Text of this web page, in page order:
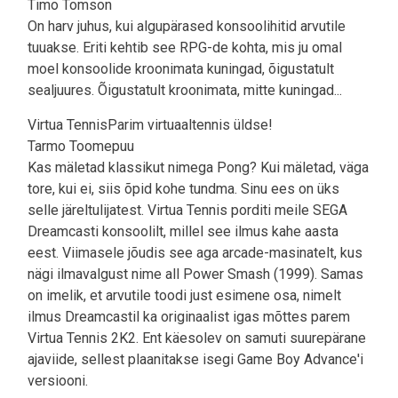
Timo Tomson
On harv juhus, kui algupärased konsoolihitid arvutile
tuuakse. Eriti kehtib see RPG-de kohta, mis ju omal
moel konsoolide kroonimata kuningad, õigustatult
sealjuures. Õigustatult kroonimata, mitte kuningad...
Virtua TennisParim virtuaaltennis üldse!
Tarmo Toomepuu
Kas mäletad klassikut nimega Pong? Kui mäletad, väga
tore, kui ei, siis õpid kohe tundma. Sinu ees on üks
selle järeltulijatest. Virtua Tennis porditi meile SEGA
Dreamcasti konsoolilt, millel see ilmus kahe aasta
eest. Viimasele jõudis see aga arcade-masinatelt, kus
nägi ilmavalgust nime all Power Smash (1999). Samas
on imelik, et arvutile toodi just esimene osa, nimelt
ilmus Dreamcastil ka originaalist igas mõttes parem
Virtua Tennis 2K2. Ent käesolev on samuti suurepärane
ajaviide, sellest plaanitakse isegi Game Boy Advance'i
versiooni.